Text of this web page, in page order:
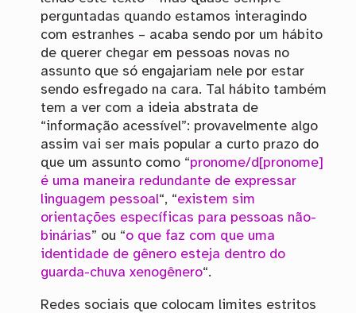
perguntadas quando estamos interagindo
com estranhes – acaba sendo por um hábito
de querer chegar em pessoas novas no
assunto que só engajariam nele por estar
sendo esfregado na cara. Tal hábito também
tem a ver com a ideia abstrata de
“informação acessível”: provavelmente algo
assim vai ser mais popular a curto prazo do
que um assunto como “pronome/d[pronome]
é uma maneira redundante de expressar
linguagem pessoal“, “existem sim
orientações específicas para pessoas não-
binárias” ou “o que faz com que uma
identidade de gênero esteja dentro do
guarda-chuva xenogênero“.
Redes sociais que colocam limites estritos